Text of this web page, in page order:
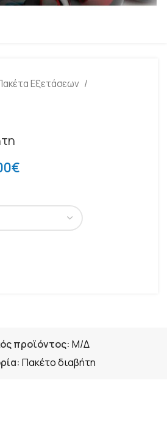
Εξετάσεων
€
προϊόντος: Μ/Δ
Πακέτο διαβήτη